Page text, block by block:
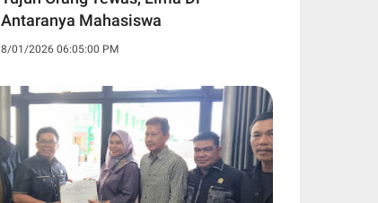
Antaranya Mahasiswa
8/01/2026 06:05:00 PM